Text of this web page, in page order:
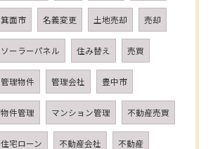
箕面市 名義変更 土地売却 売却
ソーラーパネル 住み替え 売買
管理物件 管理会社 豊中市
物件管理 マンション管理 不動産売買
住宅ローン 不動産会社 不動産